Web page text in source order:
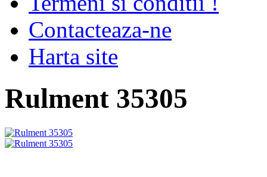
Contacteaza-ne
Harta site
Rulment 35305